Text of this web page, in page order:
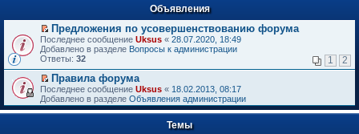
Объявления
П
е
р
й
т
и
к
п
Предложения по усовершенствованию форума
Последнее сообщение Uksus « 28.07.2020, 18:49
Добавлено в разделе Вопросы к администрации
Ответы: 32 1 2
П
е
р
е
Правила форума
Последнее сообщение Uksus « 18.02.2013, 08:17
Добавлено в разделе Объявления администрации
Темы